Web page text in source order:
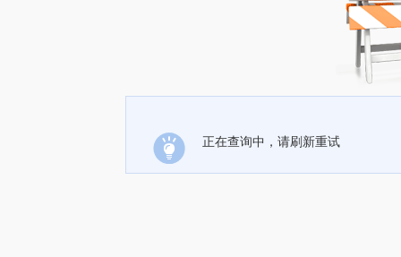
正在查询中，请刷新重试